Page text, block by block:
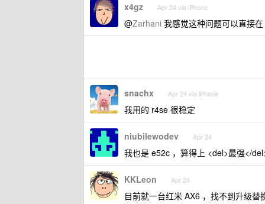
x4gz Apr 24 via iPhone
@Zarhani 我感觉这种问题可以直接
snachx Apr 24 via iPhone
我用的 r4se 很稳定
niubilewodev Apr 24
我也是 e52c ，算得上 <del>最强</
KKLeon Apr 24
目前就一台红米 AX6 ，找不到升级替